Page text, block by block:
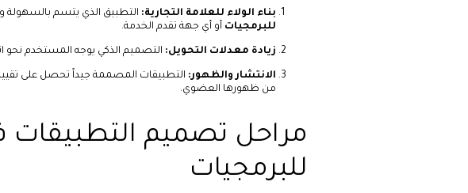
بناء الولاء للعلامة التجارية: التطبيق الذي يتسم بالسهولة
للبرمجيات أو أي جهة تقدم الخدمة.
زيادة معدلات التحويل: التصميم الذكي يوجه المستخدم نحو
الانتشار والظهور:
من ظهورها العضوي.
مراحل تصميم
للبرمجيات